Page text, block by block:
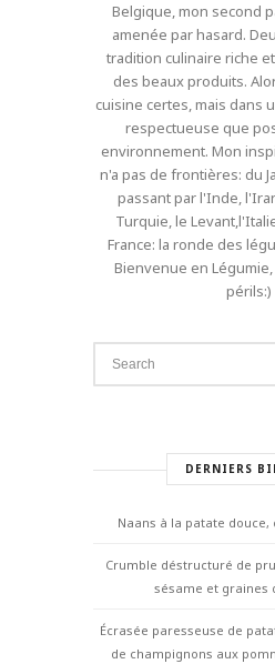
Belgique, mon second
amenée par hasard.
tradition culinaire riche
des beaux produits.
cuisine certes, mais dans
respectueuse que
environnement. Mon
n'a pas de frontières: du
passant par l'Inde,
Turquie, le
France: la ronde des
Bienvenue en
périls:)
DERNIERS
Naans à la patate
Crumble déstructuré de
sésame et graines
Écrasée paresseuse de
de champignons aux